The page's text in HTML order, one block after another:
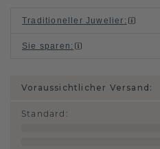
Traditioneller Juwelier :
Sie sparen :
Voraussichtlicher Versand:
Standard :